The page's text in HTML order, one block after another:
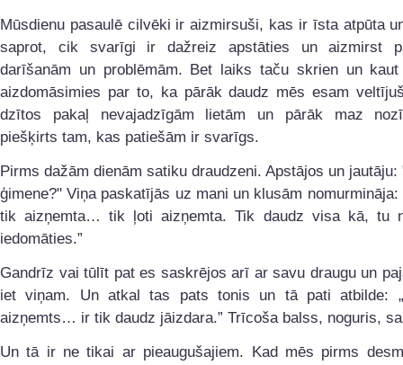
Mūsdienu pasaulē cilvēki ir aizmirsuši, kas ir īsta atpūta
saprot, cik svarīgi ir dažreiz apstāties un aizmirst
darīšanām un problēmām. Bet laiks taču skrien un
aizdomāsimies par to, ka pārāk daudz mēs esam
dzītos pakaļ nevajadzīgām lietām un pārāk maz
piešķirts tam, kas patiešām ir svarīgs.
Pirms dažām dienām satiku draudzeni. Apstājos un jautāju:
ģimene?" Viņa paskatījās uz mani un klusām
tik aizņemta… tik ļoti aizņemta. Tik daudz visa kā, tu
iedomāties.”
Gandrīz vai tūlīt pat es saskrējos arī ar savu draugu un
iet viņam. Un atkal tas pats tonis un tā pati atbilde:
aizņemts… ir tik daudz jāizdara.” Trīcoša balss, noguris,
Un tā ir ne tikai ar pieaugušajiem. Kad mēs pirms